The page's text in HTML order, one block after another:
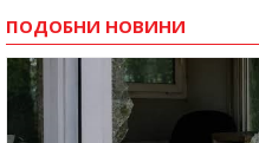
ПОДОБНИ НОВИНИ